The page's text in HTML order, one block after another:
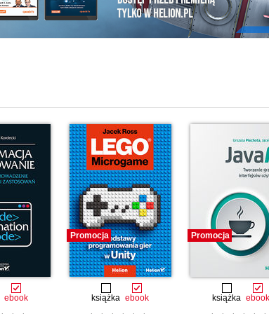
ebook
Promocja
książka ebook
Promocja
książka ebook